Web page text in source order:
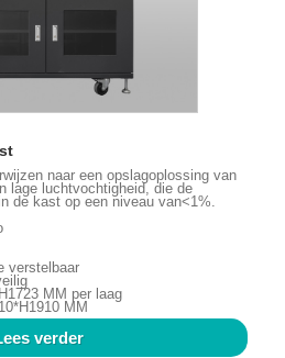
naar een opslagoplossing van
lage luchtvochtigheid, die de
de kast op een niveau van<1%.
verstelbaar
MM per laag
MM
verder